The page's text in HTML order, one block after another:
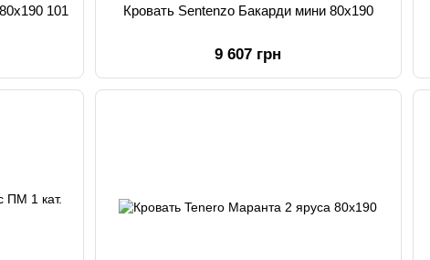
101 Кровать Sentenzo Бакарди мини 80х190
9 607 грн